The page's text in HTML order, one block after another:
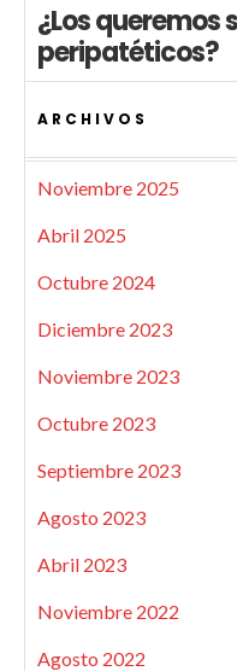
¿Los queremos
peripatéticos?
ARCHIVOS
Noviembre 2025
Abril 2025
Octubre 2024
Diciembre 2023
Noviembre 2023
Octubre 2023
Septiembre 2023
Agosto 2023
Abril 2023
Noviembre 2022
Agosto 2022